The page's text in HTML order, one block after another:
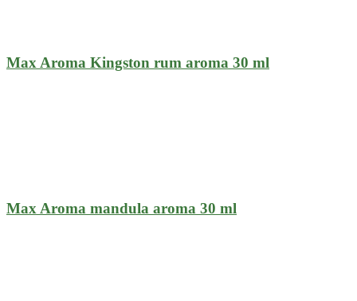
Max Aroma Kingston rum aroma 30 ml
Max Aroma mandula aroma 30 ml